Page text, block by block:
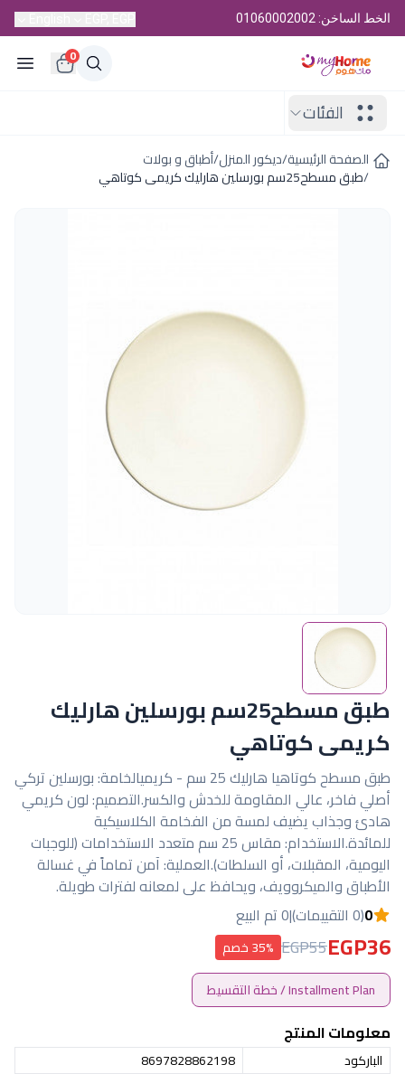
الخط الساخن: 01060002002
0
الفئات
الصفحة الرئيسية/ديكور المنزل/أطباق و بولات
/طبق مسطح25سم بورسلين هارليك كريمى كوتاهي
طبق مسطح25سم بورسلين هارليك
كريمى كوتاهي
طبق مسطح كوتاهيا هارليك 25 سم - كريميالخامة: بورسلين تركي
أصلي فاخر، عالي المقاومة للخدش والكسر.التصميم: لون كريمي
هادئ وجذاب يضيف لمسة من الفخامة الكلاسيكية
للمائدة.الاستخدام: مقاس 25 سم متعدد الاستخدامات (للوجبات
اليومية، المقبلات، أو السلطات).العملية: آمن تماماً في غسالة
الأطباق والميكروويف، ويحافظ على لمعانه لفترات طويلة.
0(0 التقييمات) |0 تم البيع
EGP36
EGP55 35% خصم
Installment Plan / خطة التقسيط
معلومات المنتج
الباركود
8697828862198